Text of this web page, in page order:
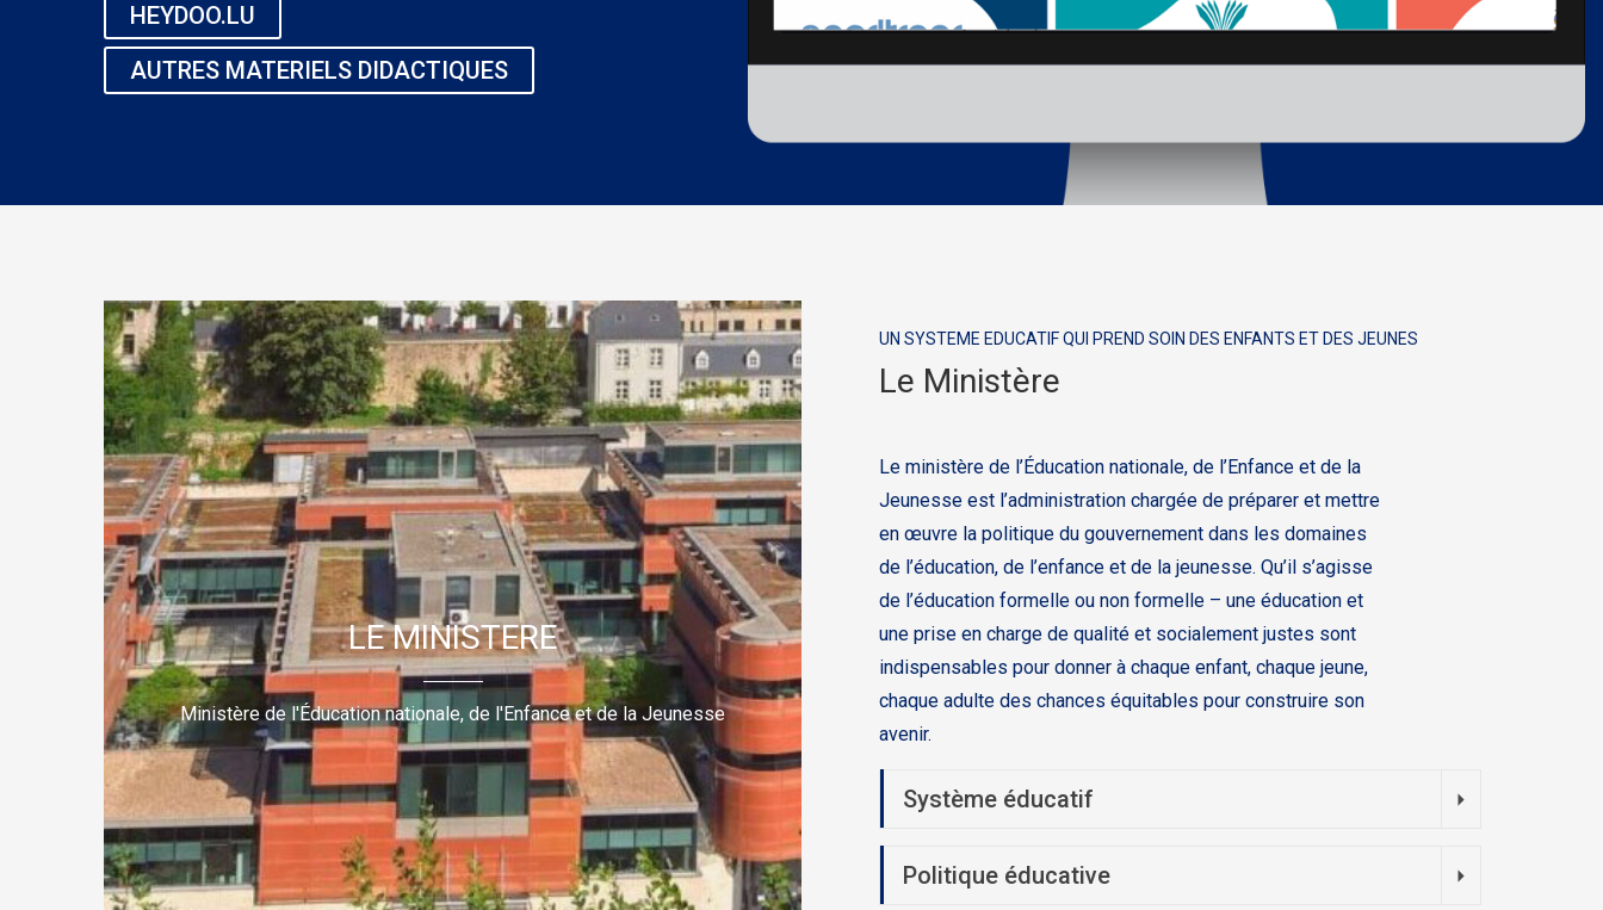
HEYDOO.LU
AUTRES MATERIELS DIDACTIQUES
UN SYSTEME EDUCATIF QUI PREND SOIN DES ENFANTS ET DES JEUNES
Le Ministère
Le ministère de l’Éducation nationale, de l’Enfance et de la
Jeunesse est l’administration chargée de préparer et mettre
en œuvre la politique du gouvernement dans les domaines
de l’éducation, de l’enfance et de la jeunesse. Qu’il s’agisse
de l’éducation formelle ou non formelle – une éducation et
une prise en charge de qualité et socialement justes sont
indispensables pour donner à chaque enfant, chaque jeune,
chaque adulte des chances équitables pour construire son
avenir.
Système éducatif
Politique éducative
LE MINISTERE
Ministère de l'Éducation nationale, de l'Enfance et de la Jeunesse